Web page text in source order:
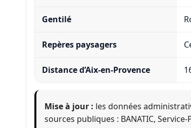
Gentilé
Repères paysagers
Distance d’Aix-en-Provence
Mise à jour : les données
sources publiques : BANATIC,